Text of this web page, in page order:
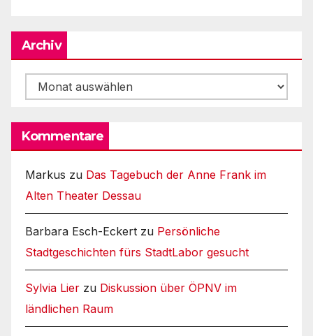
Archiv
Archiv
Kommentare
Markus zu Das Tagebuch der Anne Frank im
Alten Theater Dessau
Barbara Esch-Eckert zu Persönliche
Stadtgeschichten fürs StadtLabor gesucht
Sylvia Lier zu Diskussion über ÖPNV im
ländlichen Raum